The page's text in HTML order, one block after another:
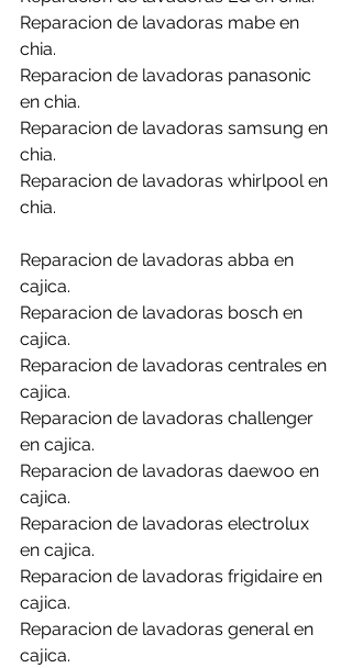
Reparacion de lavadoras mabe en
chia.
Reparacion de lavadoras panasonic
en chia.
Reparacion de lavadoras samsung en
chia.
Reparacion de lavadoras whirlpool en
chia.
Reparacion de lavadoras abba en
cajica.
Reparacion de lavadoras bosch en
cajica.
Reparacion de lavadoras centrales en
cajica.
Reparacion de lavadoras challenger
en cajica.
Reparacion de lavadoras daewoo en
cajica.
Reparacion de lavadoras electrolux
en cajica.
Reparacion de lavadoras frigidaire en
cajica.
Reparacion de lavadoras general en
cajica.